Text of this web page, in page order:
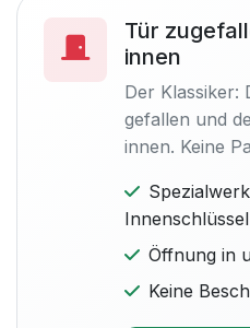
Tür
innen
Der Klassiker:
gefallen und
innen. Keine
Innenschlüssel
Öffnung in
Keine